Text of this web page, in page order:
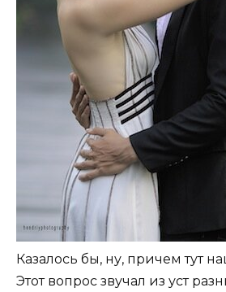
Казалось бы, ну, причем тут
Этот вопрос звучал из уст